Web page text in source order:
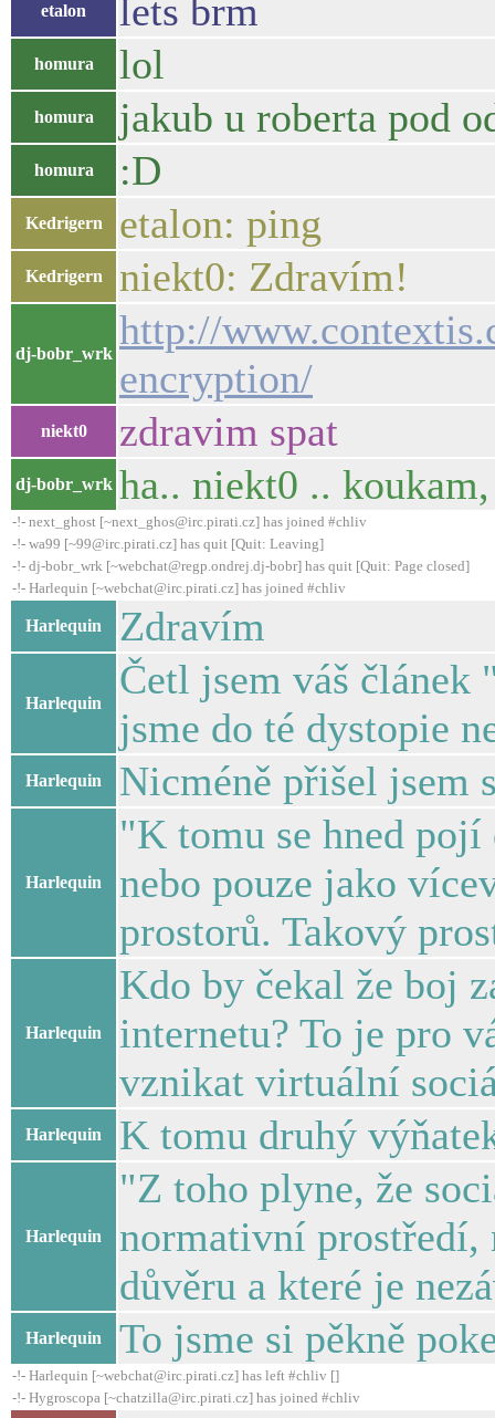
etalon lets brm
homura lol
homura jakub u roberta pod
homura :D
Kedrigern etalon: ping
Kedrigern niekt0: Zdravím!
dj-bobr_wrk
http://
encryption/
niekt0 zdravim spat
dj-bobr_wrk ha.. niekt0 ..
-!- next_ghost [~next_ghos@irc.pirati.cz] has joined #chliv
-!- wa99 [~99@irc.pirati.cz] has quit [Quit: Leaving]
-!- dj-bobr_wrk [~webchat@regp.ondrej.dj-bobr] has quit [Quit: Page closed]
-!- Harlequin [~webchat@irc.pirati.cz] has joined #chliv
Harlequin Zdravím
Harlequin
Četl jsem váš
jsme do té dystopie
Harlequin Nicméně přišel jsem
Harlequin
"K tomu se hned pojí
nebo pouze jako
prostorů. Takový
Harlequin
Kdo by čekal že boj
internetu? To je pro
vznikat virtuální
Harlequin K tomu druhý
Harlequin
"Z toho plyne, že
normativní prostředí,
důvěru a které je
Harlequin To jsme si pěkně
-!- Harlequin [~webchat@irc.pirati.cz] has left #chliv []
-!- Hygroscopa [~chatzilla@irc.pirati.cz] has joined #chliv